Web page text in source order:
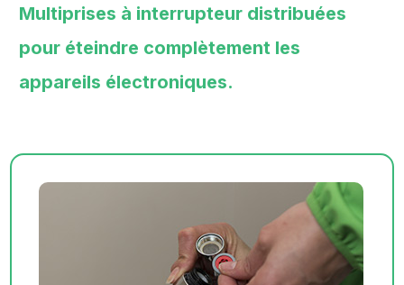
Multiprises à interrupteur distribuées
pour éteindre complètement les
appareils électroniques.